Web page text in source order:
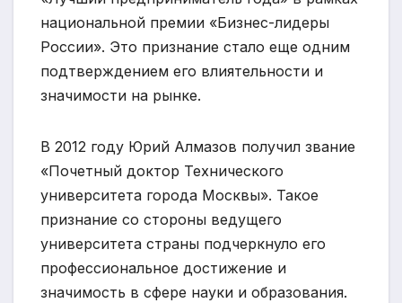
национальной премии «Бизнес-лидеры
России». Это признание стало еще одним
подтверждением его влиятельности и
значимости на рынке.
В 2012 году Юрий Алмазов получил звание
«Почетный доктор Технического
университета города Москвы». Такое
признание со стороны ведущего
университета страны подчеркнуло его
профессиональное достижение и
значимость в сфере науки и образования.